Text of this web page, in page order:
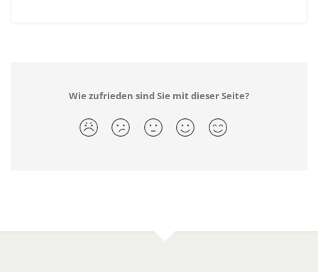
Wie zufrieden sind Sie mit dieser Seite?